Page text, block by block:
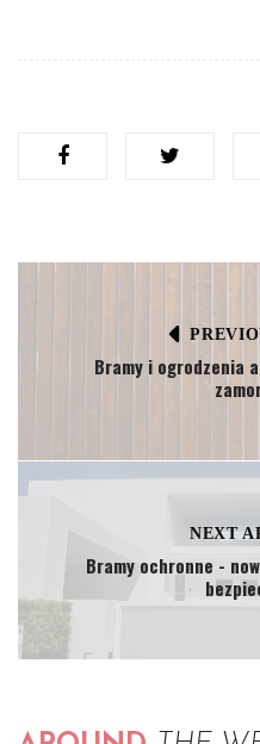
Bramy i ogrodzenia
NEXT
Bramy ochronne -